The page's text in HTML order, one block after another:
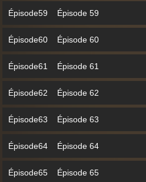
Épisode59 Épisode 59
Épisode60 Épisode 60
Épisode61 Épisode 61
Épisode62 Épisode 62
Épisode63 Épisode 63
Épisode64 Épisode 64
Épisode65 Épisode 65